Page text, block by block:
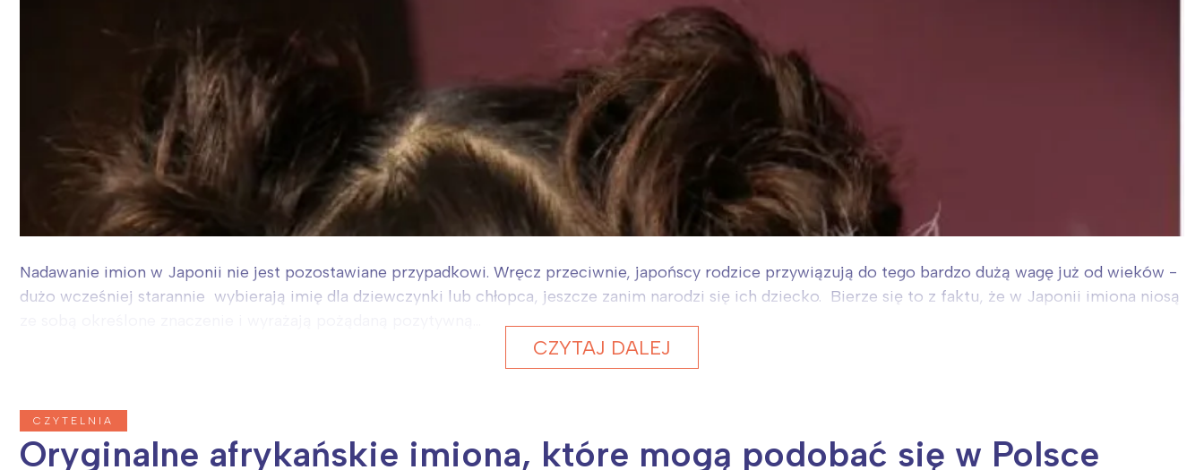
Nadawanie imion w Japonii nie jest pozostawiane przypadkowi. Wręcz przeciwnie, japońscy rodzice przywiązują do tego bardzo dużą wagę już od wieków -
dużo wcześniej starannie wybierają imię dla dziewczynki lub chłopca, jeszcze zanim narodzi się ich dziecko. Bierze się to z faktu, że w Japonii imiona niosą
CZYTAJ DALEJ
CZYTELNIA
Oryginalne afrykańskie imiona, które mogą podobać się w Polsce